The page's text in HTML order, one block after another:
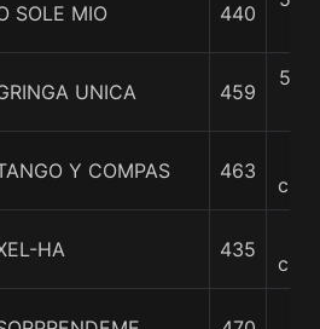
SOLE MIO 440
UNICA 459
5 1/
Y COMPAS 463
HA 435